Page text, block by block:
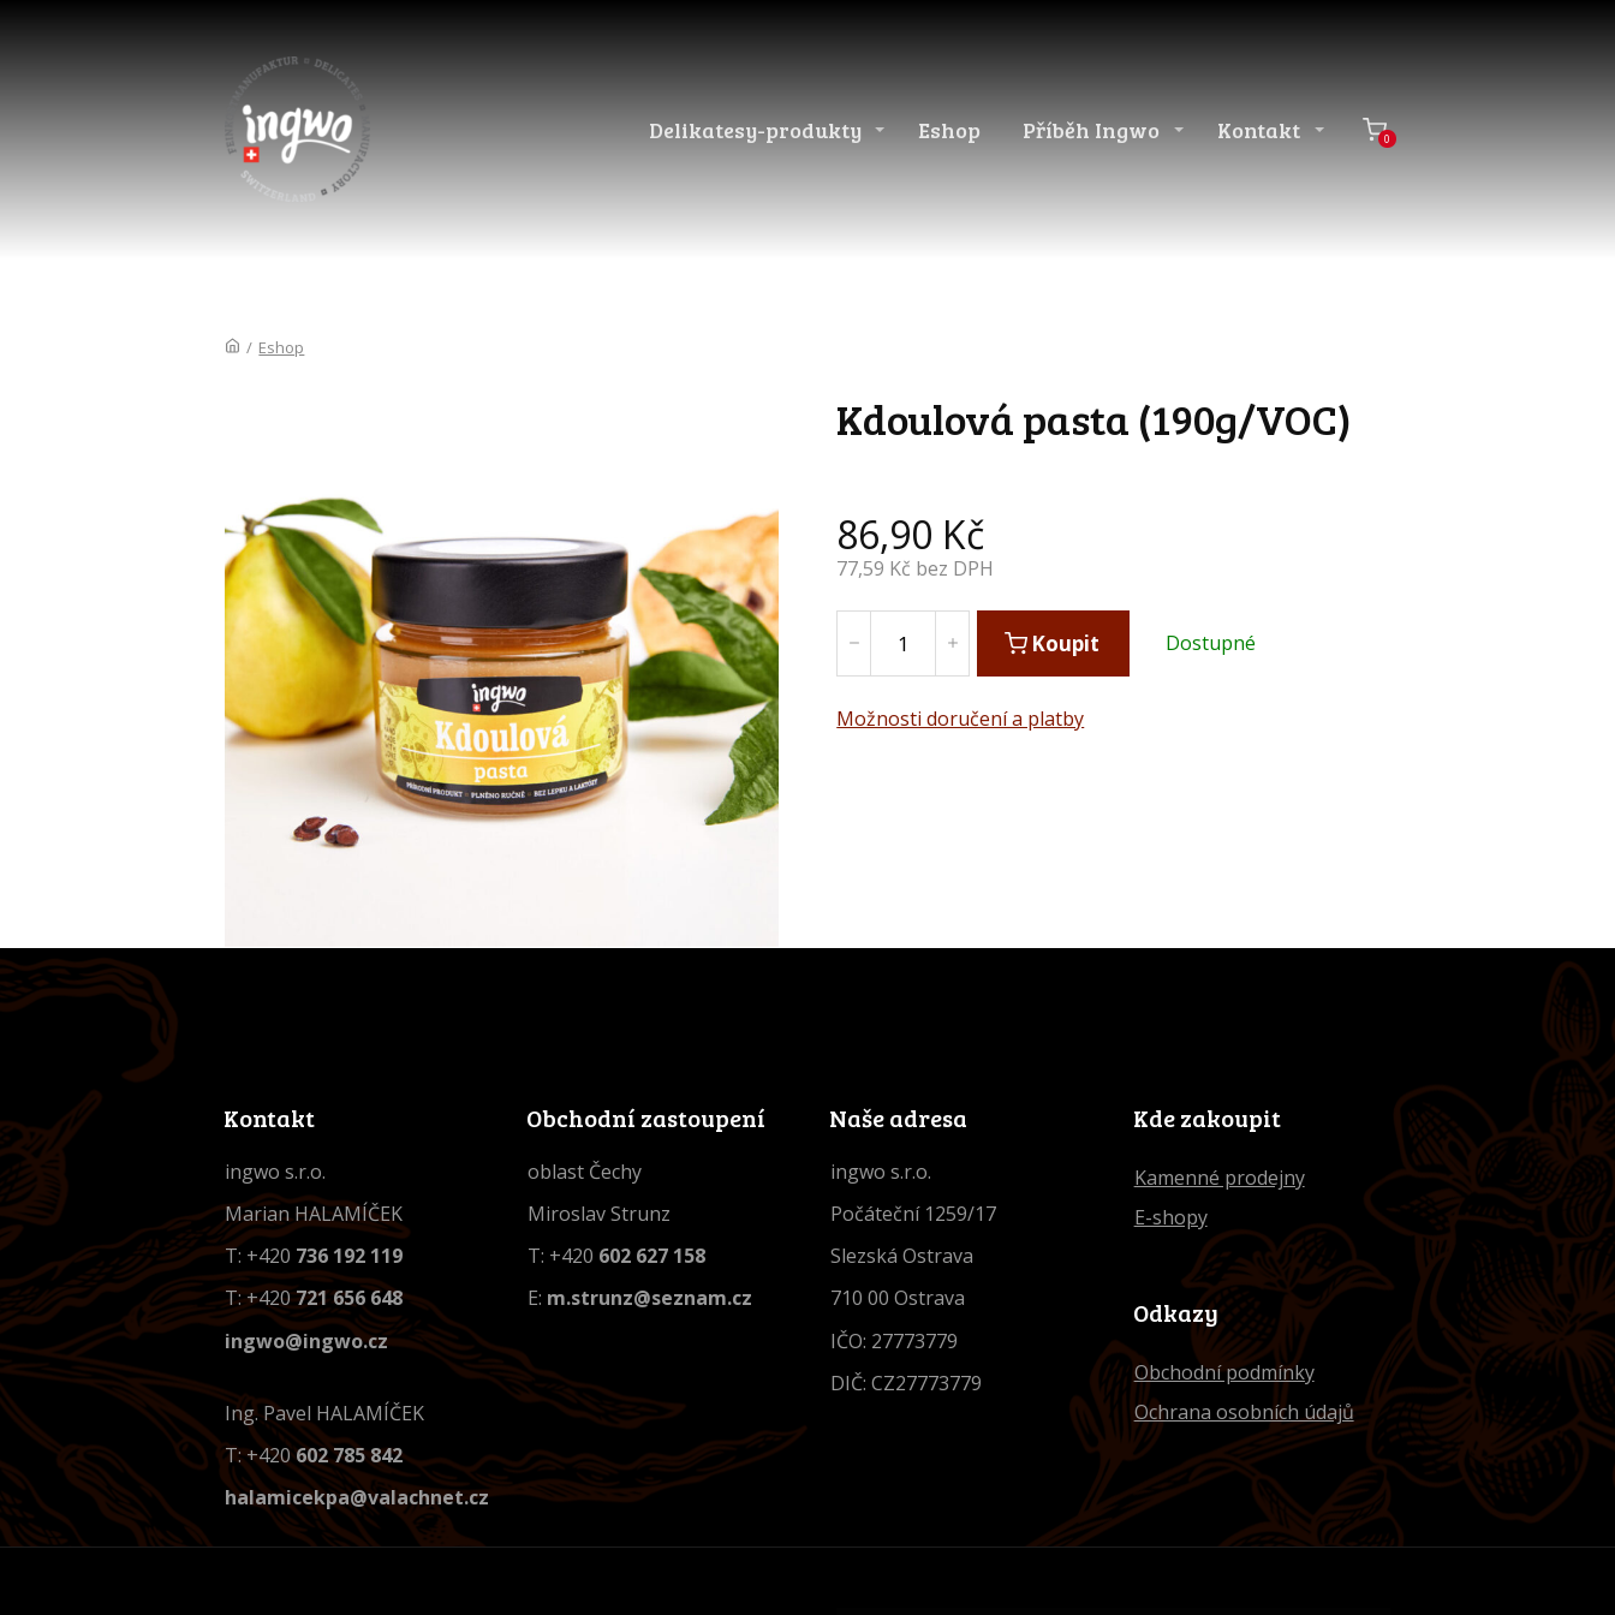
Delikatesy-produkty Eshop Příběh Ingwo Kontakt 0
/ Eshop
Kdoulová pasta (190g/VOC)
86,90 Kč
77,59 Kč bez DPH
Koupit Dostupné
Možnosti doručení a platby
Kontakt
ingwo s.r.o.
Marian HALAMÍČEK
T: +420 736 192 119
T: +420721 656 648
ingwo@ingwo.cz
Ing. Pavel HALAMÍČEK
T: +420 602 785 842
halamicekpa@valachnet.cz
Obchodní zastoupení
oblast Čechy
Miroslav Strunz
T: +420 602 627 158
E: m.strunz@seznam.cz
Naše adresa
ingwo s.r.o.
Počáteční 1259/17
Slezská Ostrava
710 00 Ostrava
IČO: 27773779
DIČ: CZ27773779
Kde zakoupit
Kamenné prodejny
E-shopy
Odkazy
Obchodní podmínky
Ochrana osobních údajů